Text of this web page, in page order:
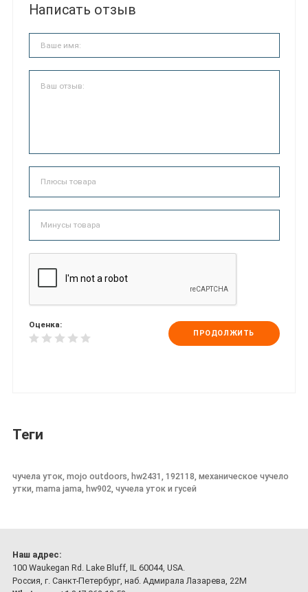
Написать отзыв
Оценка:
ПРОДОЛЖИТЬ
Теги
чучела уток, mojo outdoors, hw2431, 192118, механическое чучело
утки, mama jama, hw902, чучела уток и гусей
Наш адрес:
100 Waukegan Rd. Lake Bluff, IL 60044, USA.
Россия, г. Санкт-Петербург, наб. Адмирала Лазарева, 22М